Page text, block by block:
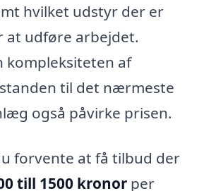
hvilket udstyr der er
at udføre arbejdet.
kompleksiteten af
til det nærmeste
også påvirke prisen.
forvente at få tilbud der
till 1500 kronor per